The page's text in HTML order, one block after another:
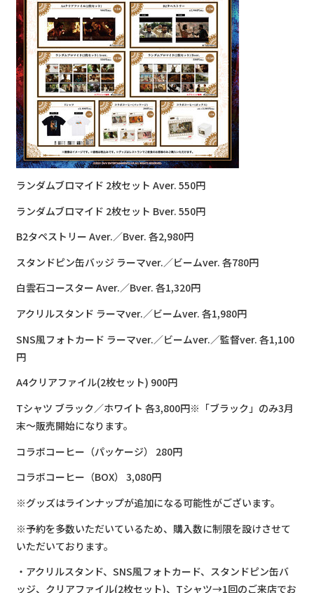
ランダムブロマイド 2枚セット Aver. 550円
ランダムブロマイド 2枚セット Bver. 550円
B2タペストリー Aver.／Bver. 各2,980円
スタンドピン缶バッジ ラーマver.／ビームver. 各780円
白雲石コースター Aver.／Bver. 各1,320円
アクリルスタンド ラーマver.／ビームver. 各1,980円
SNS風フォトカード ラーマver.／ビームver.／監督ver. 各1,100
円
A4クリアファイル(2枚セット) 900円
Tシャツ ブラック／ホワイト 各3,800円※「ブラック」のみ3月
末～販売開始になります。
コラボコーヒー（パッケージ） 280円
コラボコーヒー（BOX） 3,080円
※グッズはラインナップが追加になる可能性がございます。
※予約を多数いただいているため、購入数に制限を設けさせて
いただいております。
・アクリルスタンド、SNS風フォトカード、スタンドピン缶バ
ッジ、クリアファイル(2枚セット)、Tシャツ→1回のご来店でお